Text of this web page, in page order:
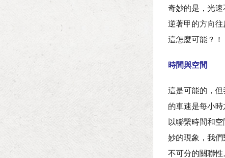
奇妙的是，光
逆著甲的方向
這怎麼可能？！
時間與空間
這是可能的，
的車速是每小
以聯繫時間和
妙的現象，我
不可分的關聯